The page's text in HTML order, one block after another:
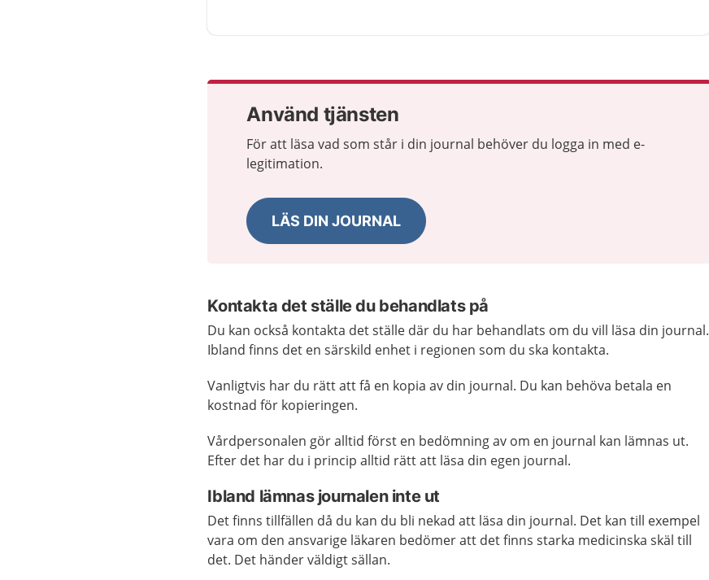
Använd tjänsten
För att läsa vad som står i din journal behöver du logga in med e-
legitimation.
LÄS DIN JOURNAL
Kontakta det ställe du behandlats på
Du kan också kontakta det ställe där du har behandlats om du vill läsa din journal.
Ibland finns det en särskild enhet i regionen som du ska kontakta.
Vanligtvis har du rätt att få en kopia av din journal. Du kan behöva betala en
kostnad för kopieringen.
Vårdpersonalen gör alltid först en bedömning av om en journal kan lämnas ut.
Efter det har du i princip alltid rätt att läsa din egen journal.
Ibland lämnas journalen inte ut
Det finns tillfällen då du kan du bli nekad att läsa din journal. Det kan till exempel
vara om den ansvarige läkaren bedömer att det finns starka medicinska skäl till
det. Det händer väldigt sällan.